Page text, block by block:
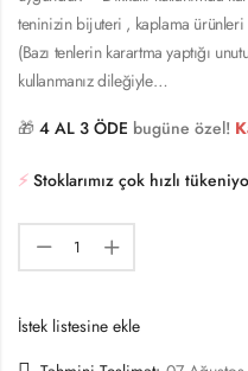
teninizin bijuteri , kaplama ürünleri
(Bazı tenlerin karartma yaptığı
kullanmanız dileğiyle…
🎁 4 AL 3 ÖDE bugüne özel!
⚡️ Stoklarımız çok hızlı
İstek listesine ekle